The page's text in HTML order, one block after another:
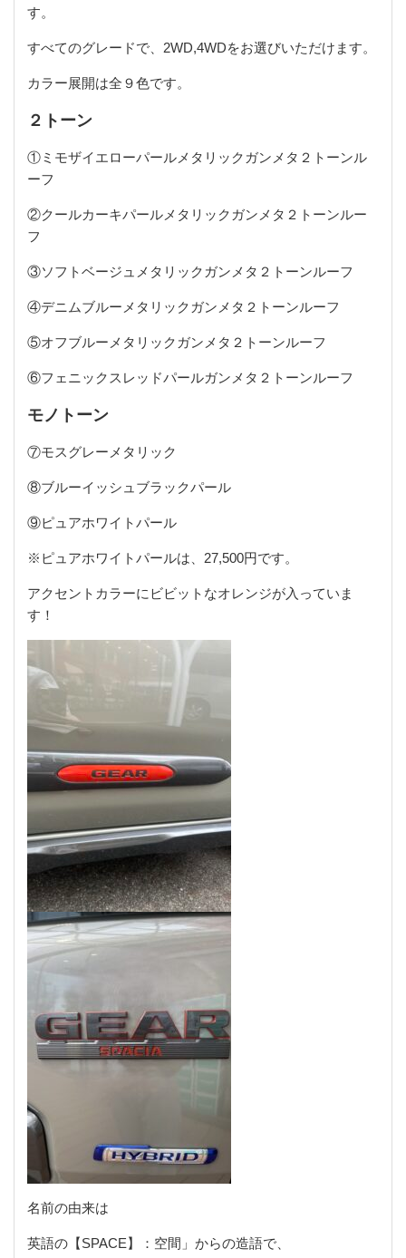
す。
すべてのグレードで、2WD,4WDをお選びいただけます。
カラー展開は全９色です。
２トーン
①ミモザイエローパールメタリックガンメタ２トーンル
ーフ
②クールカーキパールメタリックガンメタ２トーンルー
フ
③ソフトベージュメタリックガンメタ２トーンルーフ
④デニムブルーメタリックガンメタ２トーンルーフ
⑤オフブルーメタリックガンメタ２トーンルーフ
⑥フェニックスレッドパールガンメタ２トーンルーフ
モノトーン
⑦モスグレーメタリック
⑧ブルーイッシュブラックパール
⑨ピュアホワイトパール
※ピュアホワイトパールは、27,500円です。
アクセントカラーにビビットなオレンジが入っていま
す！
名前の由来は
英語の【SPACE】：空間」からの造語で、